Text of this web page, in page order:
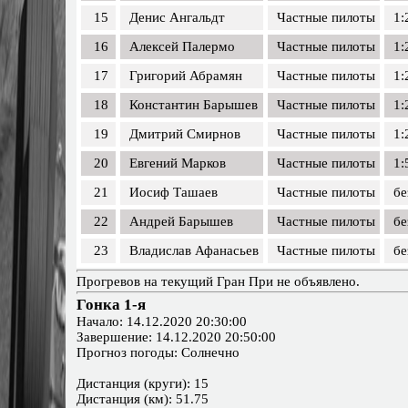
15 Денис Ангальдт Частные пилоты
16
Алексей Палермо Частные пилоты
17
Григорий Абрамян Частные пилоты
18
Константин Барышев Частные пилоты
19
Дмитрий Смирнов Частные пилоты
20
Евгений Марков Частные пилоты
21
Иосиф Ташаев Частные пилоты
22
Андрей Барышев Частные пилоты
23
Владислав Афанасьев Частные пилоты
Прогревов на текущий Гран При не объявлено.
Гонка 1-я
Начало: 14.12.2020 20:30:00
Завершение: 14.12.2020 20:50:00
Прогноз погоды: Солнечно
Дистанция (круги): 15
Дистанция (км): 51.75